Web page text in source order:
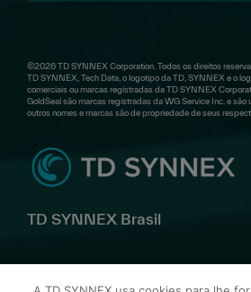
©2026 TD SYNNEX Corporation. Todos os direitos
TD SYNNEX, Tech Data, o logotipo da TD, SYNNEX e o
comerciais ou marcas registradas da TD SYNNEX
GoldSeal são marcas registradas da WG Service Inc. e são
outros nomes e marcas são de propriedade de seus
TD SYNNEX Brasil